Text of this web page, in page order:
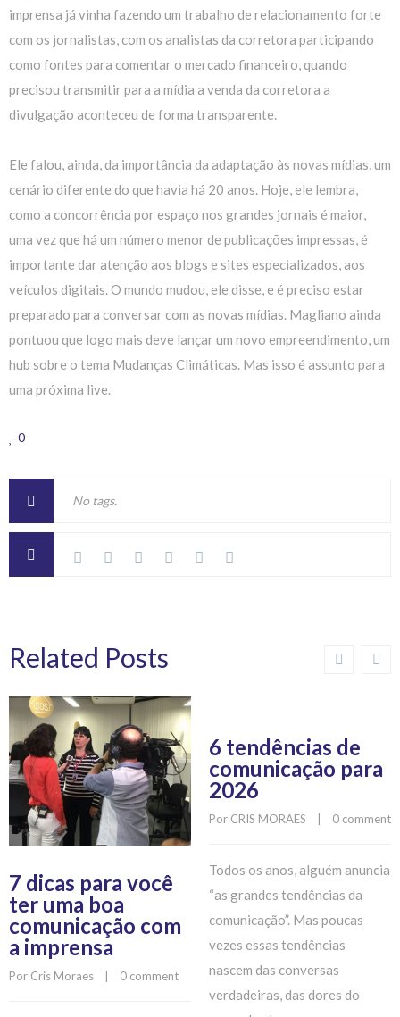
imprensa já vinha fazendo um trabalho de relacionamento forte
com os jornalistas, com os analistas da corretora participando
como fontes para comentar o mercado financeiro, quando
precisou transmitir para a mídia a venda da corretora a
divulgação aconteceu de forma transparente.
Ele falou, ainda, da importância da adaptação às novas mídias, um
cenário diferente do que havia há 20 anos. Hoje, ele lembra,
como a concorrência por espaço nos grandes jornais é maior,
uma vez que há um número menor de publicações impressas, é
importante dar atenção aos blogs e sites especializados, aos
veículos digitais. O mundo mudou, ele disse, e é preciso estar
preparado para conversar com as novas mídias. Magliano ainda
pontuou que logo mais deve lançar um novo empreendimento, um
hub sobre o tema Mudanças Climáticas. Mas isso é assunto para
uma próxima live.
0
No tags.
Related Posts
7 dicas para você
ter uma boa
comunicação com
a imprensa
Por Cris Moraes
    |
0 comment
6 tendências de
comunicação para
2026
Por CRIS MORAES 0 comment
Todos os anos, alguém anuncia
“as grandes tendências da
comunicação”. Mas poucas
vezes essas tendências
nascem das conversas
verdadeiras, das dores do